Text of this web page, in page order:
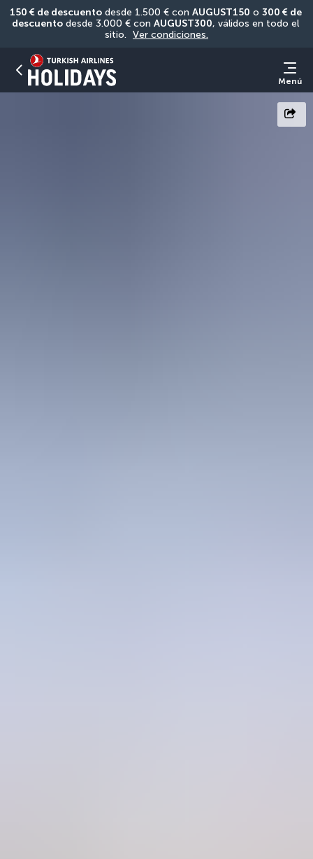
150 € de descuento desde 1.500 € con AUGUST150 o 300 € de
descuento desde 3.000 € con AUGUST300, válidos en todo el
sitio. Ver condiciones.
Menú